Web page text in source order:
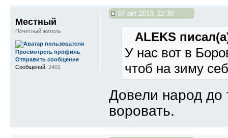
07 окт 2013, 22:30
ALEKS
У нас вот в
чтоб на зиму
Довели народ до
воровать.
Местный
Почетный житель
Просмотреть профиль
Отправить сообщение
Сообщений: 2401